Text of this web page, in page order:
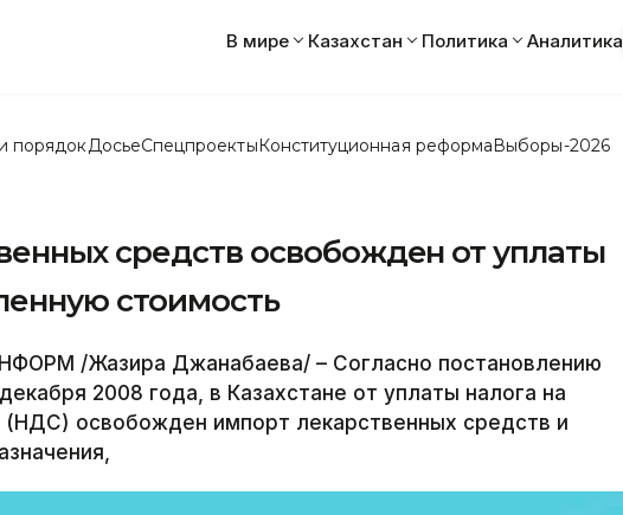
В мире Казахстан Политика Аналитика
порядок ДосьеСпецпроектыКонституционная реформаВыборы-2026
средств освобожден от уплаты
стоимость
/Жазира Джанабаева/ – Согласно постановлению
2008 года, в Казахстане от уплаты налога на
освобожден импорт лекарственных средств и